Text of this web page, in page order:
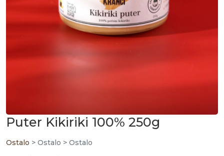
Puter Kikiriki 100% 250g
Ostalo > Ostalo > Ostalo